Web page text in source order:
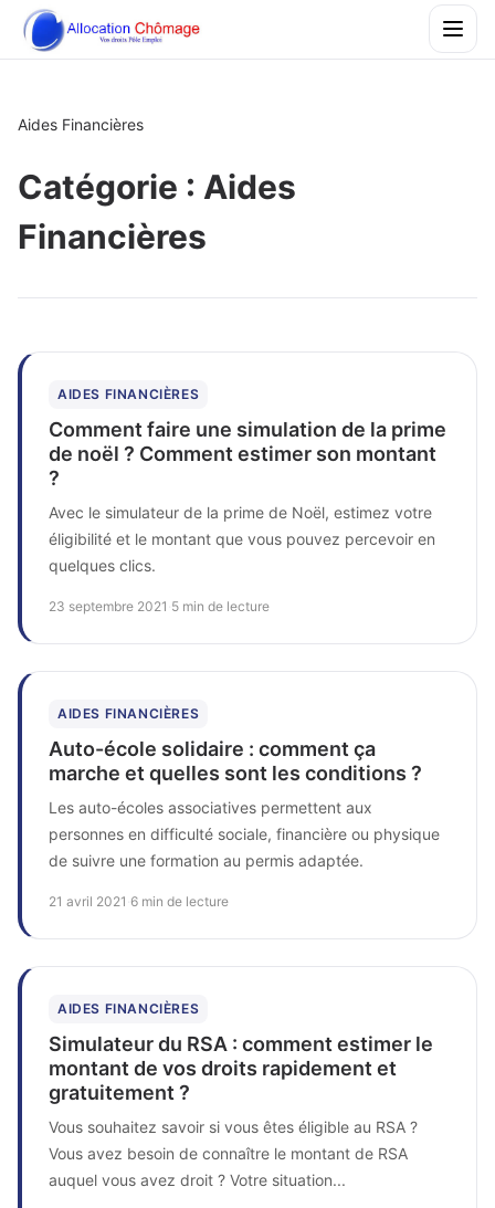
Aides Financières
Catégorie : Aides
Financières
AIDES FINANCIÈRES
Comment faire une simulation de la prime
de noël ? Comment estimer son montant
?
Avec le simulateur de la prime de Noël, estimez votre
éligibilité et le montant que vous pouvez percevoir en
quelques clics.
23 septembre 2021 5 min de lecture
AIDES FINANCIÈRES
Auto-école solidaire : comment ça
marche et quelles sont les conditions ?
Les auto-écoles associatives permettent aux
personnes en difficulté sociale, financière ou physique
de suivre une formation au permis adaptée.
21 avril 2021 6 min de lecture
AIDES FINANCIÈRES
Simulateur du RSA : comment estimer le
montant de vos droits rapidement et
gratuitement ?
Vous souhaitez savoir si vous êtes éligible au RSA ?
Vous avez besoin de connaître le montant de RSA
auquel vous avez droit ? Votre situation...